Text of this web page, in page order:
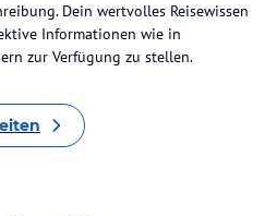
Dein wertvolles Reisewissen
Informationen wie in
zur Verfügung zu stellen.